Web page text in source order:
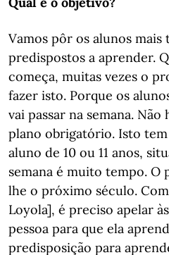
Vamos pôr os alunos mais
predispostos a aprender.
começa, muitas vezes o
fazer isto. Porque os
vai passar na semana.
plano obrigatório. Isto
aluno de 10 ou 11 anos,
semana é muito tempo. O
lhe o próximo século.
Loyola], é preciso apelar
pessoa para que ela
predisposição para